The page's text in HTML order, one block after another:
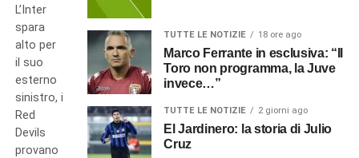
L’Inter
spara
alto per
il suo
esterno
sinistro, i
Red
Devils
provano
TUTTE LE NOTIZIE 18 ore ago
Marco Ferrante in esclusiva: “Il
Toro non programma, la Juve
invece…”
TUTTE LE NOTIZIE 2 giorni ago
El Jardinero: la storia di Julio
Cruz